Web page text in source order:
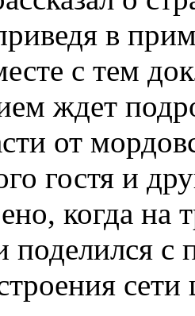
в
с тем
ждет
от
гостя и
когда на
поделился